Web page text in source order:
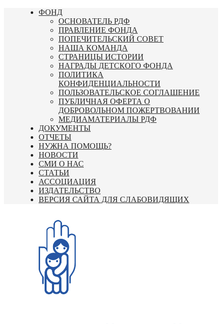
Перейти
ФОНД
ОСНОВАТЕЛЬ РДФ
ПРАВЛЕНИЕ ФОНДА
ПОПЕЧИТЕЛЬСКИЙ СОВЕТ
НАША КОМАНДА
СТРАНИЦЫ ИСТОРИИ
НАГРАДЫ ДЕТСКОГО ФОНДА
ПОЛИТИКА
КОНФИДЕНЦИАЛЬНОСТИ
ПОЛЬЗОВАТЕЛЬСКОЕ СОГЛАШЕНИЕ
ПУБЛИЧНАЯ ОФЕРТА О
ДОБРОВОЛЬНОМ ПОЖЕРТВОВАНИИ
МЕДИАМАТЕРИАЛЫ РДФ
ДОКУМЕНТЫ
ОТЧЕТЫ
НУЖНА ПОМОЩЬ?
НОВОСТИ
СМИ О НАС
СТАТЬИ
АССОЦИАЦИЯ
ИЗДАТЕЛЬСТВО
ВЕРСИЯ САЙТА ДЛЯ СЛАБОВИДЯЩИХ